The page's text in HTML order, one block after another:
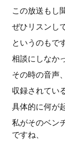
この放送もし
ぜひリスンし
というのもで
相談にしなか
その時の音声
収録されてい
具体的に何が
私がそのベン
ですね、